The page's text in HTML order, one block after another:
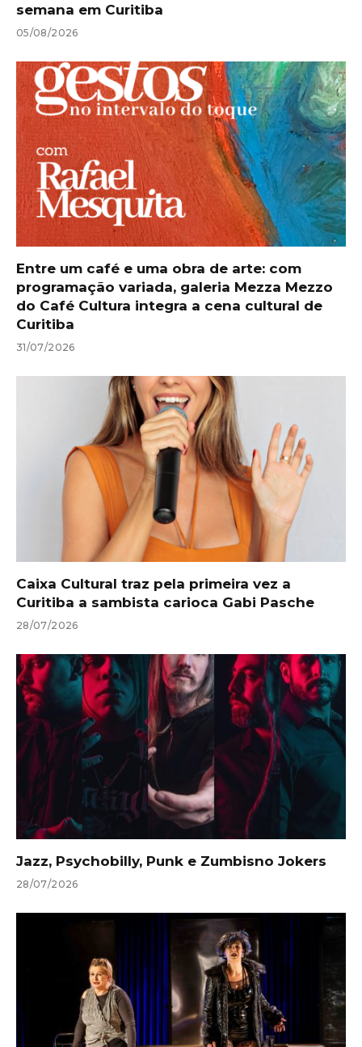
semana em Curitiba
05/08/2026
Entre um café e uma obra de arte: com
programação variada, galeria Mezza Mezzo
do Café Cultura integra a cena cultural de
Curitiba
31/07/2026
Caixa Cultural traz pela primeira vez a
Curitiba a sambista carioca Gabi Pasche
28/07/2026
Jazz, Psychobilly, Punk e Zumbisno Jokers
28/07/2026